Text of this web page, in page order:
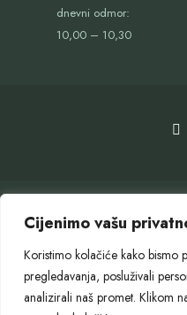
Cijenimo vašu
Koristimo kolačiće kako bismo
pregledavanja, posluživali
analizirali naš promet. Klikom
dnevni odmor:
10,00 – 10,30
OTVORENI GRAD SLUŽBENI
PROJEKTI GRADA SLUNJA